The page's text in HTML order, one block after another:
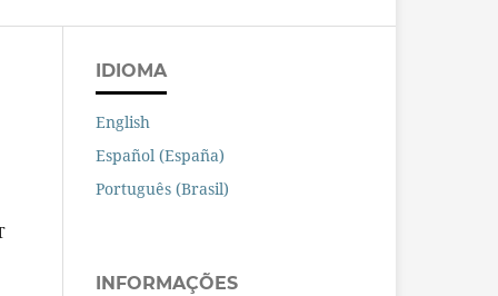
IDIOMA
English
Español (España)
Português (Brasil)
INFORMAÇÕES